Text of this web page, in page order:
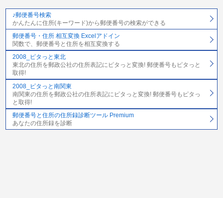
♪郵便番号検索
かんたんに住所(キーワード)から郵便番号の検索ができる
郵便番号・住所 相互変換 Excelアドイン
関数で、郵便番号と住所を相互変換する
2008_ピタっと東北
東北の住所を郵政公社の住所表記にピタっと変換! 郵便番号もピタっと
取得!
2008_ピタっと南関東
南関東の住所を郵政公社の住所表記にピタっと変換! 郵便番号もピタっ
と取得!
郵便番号と住所の住所録診断ツール Premium
あなたの住所録を診断